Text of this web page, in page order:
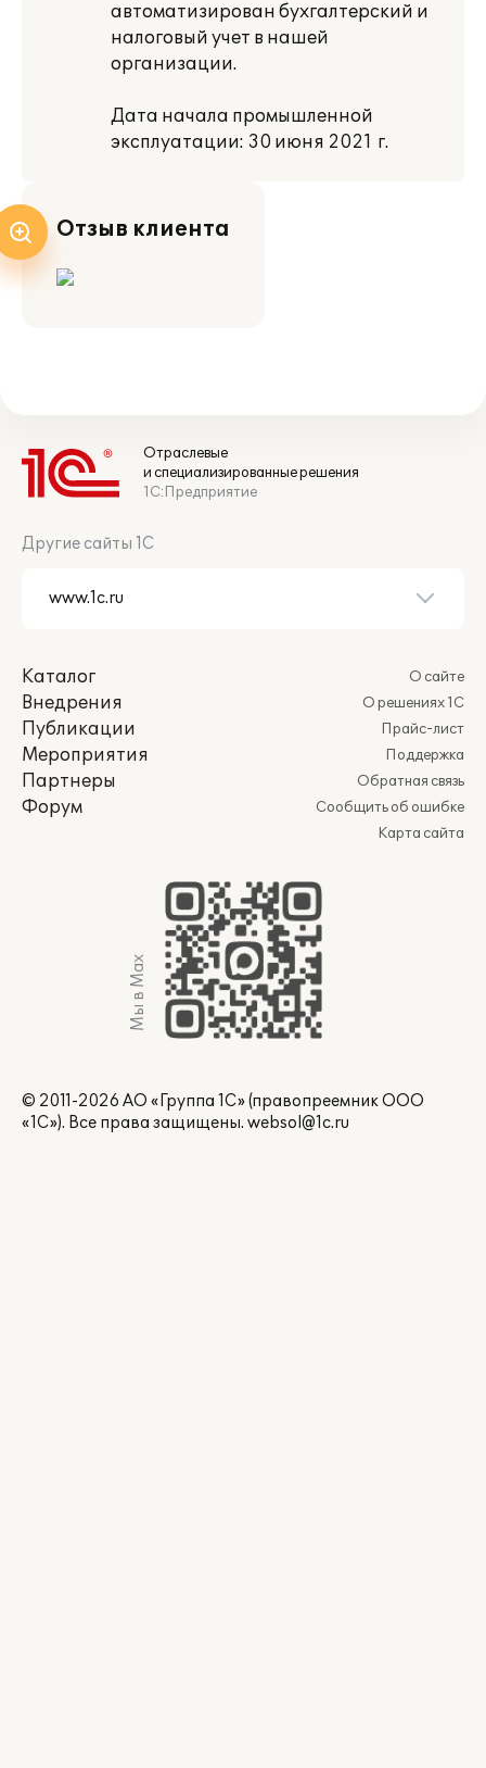
автоматизирован бухгалтерский и
налоговый учет в нашей
организации.
Дата начала промышленной
эксплуатации: 30 июня 2021 г.
Отзыв клиента
Отраслевые
и специализированные решения
1С:Предприятие
Другие сайты 1С
Каталог
Внедрения
Публикации
Мероприятия
Партнеры
Форум
О сайте
О решениях 1С
Прайс-лист
Поддержка
Обратная связь
Сообщить об ошибке
Карта сайта
Мы в Max
© 2011-2026 АО «Группа 1С» (правопреемник ООО
«1С»). Все права защищены. websol@1c.ru